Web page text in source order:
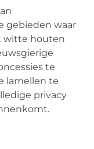
gebieden waar
witte houten
te
lamellen te
privacy